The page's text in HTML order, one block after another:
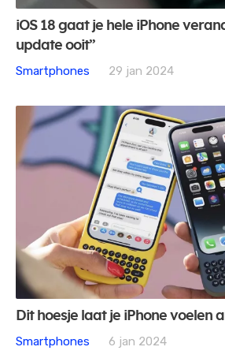
iOS 18 gaat je hele iPhone
update ooit”
Smartphones
29 jan 2024
Dit hoesje laat je iPhone voelen
Smartphones
6 jan 2024